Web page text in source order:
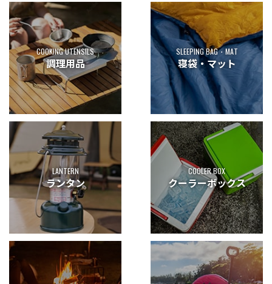
COOKING UTENSILS
調理用品
SLEEPING BAG・MAT
寝袋・マット
LANTERN
ランタン
COOLER BOX
クーラーボックス